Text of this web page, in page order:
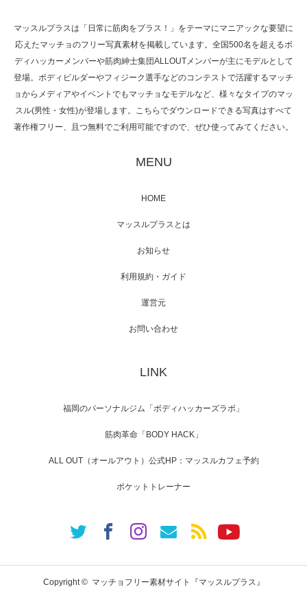
た（6/8放送）
映画「メカバース」舞台挨拶へマッスルプラ
【TV】NHK BS「COOL JAPAN 」にてマッス
「ねとらぼ」さんに…
マッスルプラスは「日常に筋肉をプラス！」をテーマにマニアックな要望に
応えたマッチョのフリー写真素材を掲載しています。全国500名を超えるボ
ディハッカーメンバーや筋肉紳士集団ALLOUTメンバーが主にモデルとして
登場。ボディビルダーやフィジーク選手などのコンテストで活躍するマッチ
ョからメディアやイベントでもマッチョなモデルなど、様々なタイプのマッ
スル(男性・女性)が登場します。こちらでダウンロードできる写真はすべて
著作権フリー、且つ無料でご利用可能ですので、ぜひ使ってみてください。
MENU
HOME
マッスルプラスとは
お知らせ
利用規約・ガイド
運営元
お問い合わせ
LINK
福岡のパーソナルジム「ボディハッカーズラボ」
筋肉革命「BODY HACK」
ALL OUT（オールアウト）公式HP：マッスルカフェ予約
ポケットトレーナー
Copyright © マッチョフリー素材サイト『マッスルプラス』